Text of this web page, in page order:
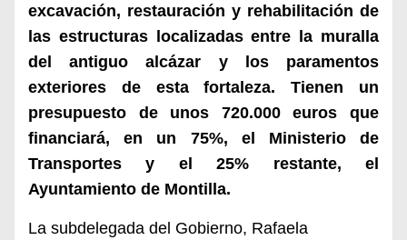
excavación, restauración y rehabilitación de
las estructuras localizadas entre la muralla
del antiguo alcázar y los paramentos
exteriores de esta fortaleza. Tienen un
presupuesto de unos 720.000 euros que
financiará, en un 75%, el Ministerio de
Transportes y el 25% restante, el
Ayuntamiento de Montilla.
La subdelegada del Gobierno, Rafaela